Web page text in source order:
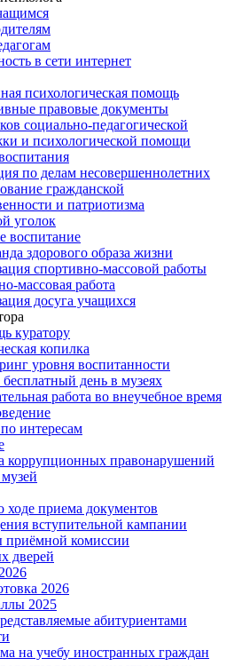
в сети интернет
психологическая помощь
правовые документы
социально-педагогической
и психологической помощи
по делам несовершеннолетних
гражданской
и патриотизма
уголок
воспитание
здорового образа жизни
спортивно-массовой работы
массовая работа
досуга учащихся
куратору
копилка
уровня воспитанности
день в музеях
работа во внеучебное время
интересам
коррупционных правонарушений
приема документов
вступительной кампании
приёмной комиссии
дверей
2026
2025
абитуриентами
на учебу иностранных граждан